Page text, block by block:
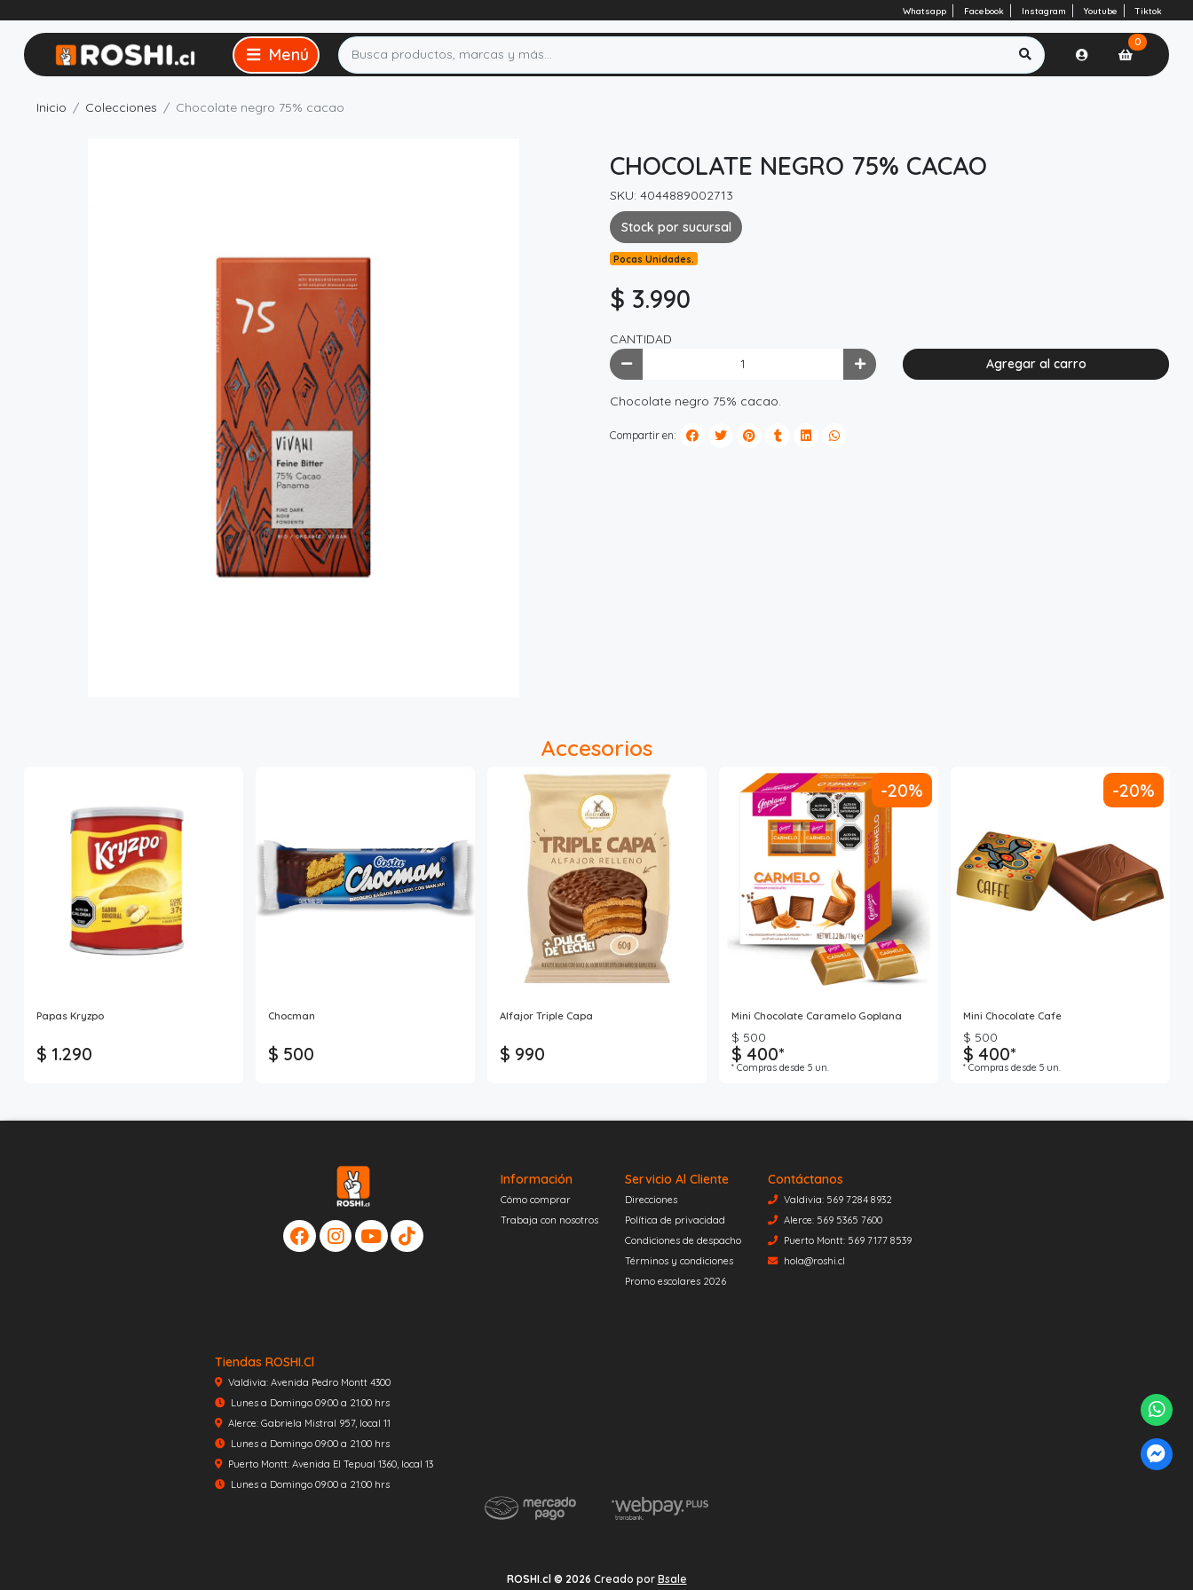
Whatsapp Facebook Instagram Youtube Tiktok
0
Inicio Colecciones Chocolate negro 75% cacao
CHOCOLATE NEGRO 75% CACAO
SKU: 4044889002713
Stock por sucursal
Pocas Unidades.
$ 3.990
CANTIDAD
Agregar al carro
Chocolate negro 75% cacao.
Compartir en:
Accesorios
Papas Kryzpo
$ 1.290
Chocman
$ 500
Alfajor Triple Capa
$ 990
-20%
Mini Chocolate Caramelo Goplana
$ 500
$ 400*
* Compras desde 5 un.
-20%
Mini Chocolate Cafe
$ 500
$ 400*
* Compras desde 5 un.
Información
Cómo comprar
Trabaja con nosotros
Servicio Al Cliente
Direcciones
Política de privacidad
Condiciones de despacho
Términos y condiciones
Promo escolares 2026
Contáctanos
Valdivia: 569 7284 8932
Alerce: 569 5365 7600
Puerto Montt: 569 7177 8539
hola@roshi.cl
Tiendas ROSHI.cl
Valdivia: Avenida Pedro Montt 4300
Lunes a Domingo 09:00 a 21:00 hrs
Alerce: Gabriela Mistral 957, local 11
Lunes a Domingo 09:00 a 21:00 hrs
Puerto Montt: Avenida El Tepual 1360, local 13
Lunes a Domingo 09:00 a 21:00 hrs
ROSHI.cl © 2026 Creado por Bsale